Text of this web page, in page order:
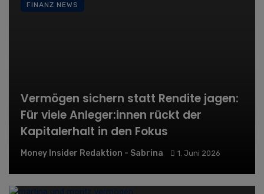
Vermögen sichern statt Rendite jagen:
Für viele Anleger:innen rückt der
Kapitalerhalt in den Fokus
Money Insider Redaktion - Sabrina 1. Juni 2026
FINANZ NEWS